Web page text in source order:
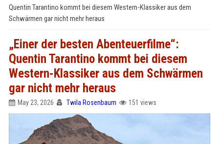
Quentin Tarantino kommt bei diesem Western-Klassiker aus dem
Schwärmen gar nicht mehr heraus
„Einer der besten Abenteuerfilme“:
Quentin Tarantino kommt bei diesem
Western-Klassiker aus dem Schwärmen
gar nicht mehr heraus
May 23, 2026 Twila Rosenbaum 151 views